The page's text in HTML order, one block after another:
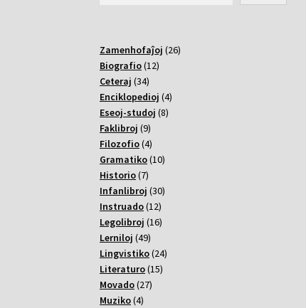
Zamenhofaĵoj 2626
Biografio 1212
Ceteraj 3434
varoj
Enciklopedioj 44
Eseoj-studoj 88
Faklibroj 99
varoj
Filozofio 44
varoj
Gramatiko 1010
Historio 77
varoj
Infanlibroj 3030
Instruado 1212
varoj
Legolibroj 1616
Lerniloj 4949
varoj
Lingvistiko 2424
Literaturo 1515
Movado 2727
Muziko 44